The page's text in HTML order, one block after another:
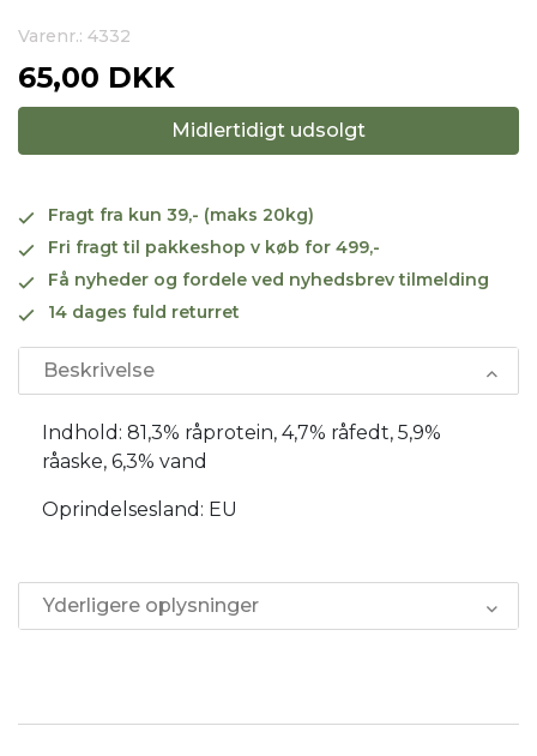
Varenr.: 4332
65,00 DKK
Midlertidigt udsolgt
Fragt fra kun 39,- (maks 20kg)
Fri fragt til pakkeshop v køb for 499,-
Få nyheder og fordele ved nyhedsbrev tilmelding
14 dages fuld returret
Beskrivelse
Indhold: 81,3% råprotein, 4,7% råfedt, 5,9%
råaske, 6,3% vand
Oprindelsesland: EU
Yderligere oplysninger